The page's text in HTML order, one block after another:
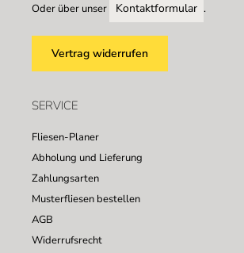
Oder über unser Kontaktformular .
Vertrag widerrufen
SERVICE
Fliesen-Planer
Abholung und Lieferung
Zahlungsarten
Musterfliesen bestellen
AGB
Widerrufsrecht